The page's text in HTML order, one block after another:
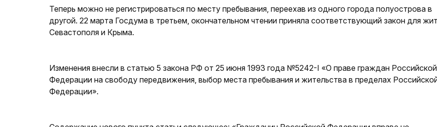
Теперь можно не регистрироваться по месту пребывания, переехав из одного города полуострова в
другой. 22 марта Госдума в третьем, окончательном чтении приняла соответствующий закон для
Севастополя и Крыма.
Изменения внесли в статью 5 закона РФ от 25 июня 1993 года №5242-I «О праве граждан Российской
Федерации на свободу передвижения, выбор места пребывания и жительства в пределах
Федерации».